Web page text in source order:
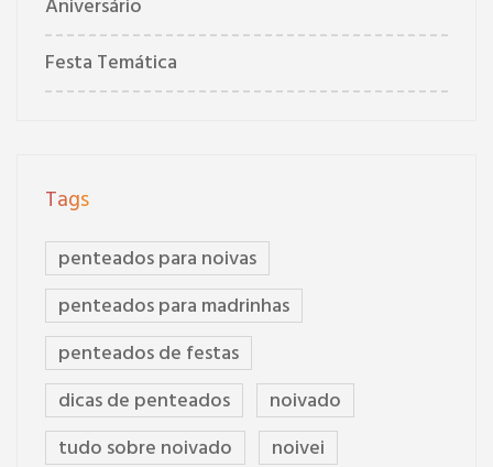
Aniversário
Festa Temática
Tags
penteados para noivas
penteados para madrinhas
penteados de festas
dicas de penteados
noivado
tudo sobre noivado
noivei